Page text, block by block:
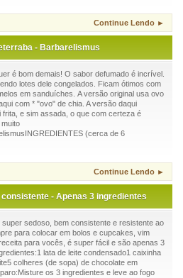
Continue Lendo ►
- Barbarelismus
é bom demais! O sabor defumado é incrível.
lotes dele congelados. Ficam ótimos com
em sanduíches. A versão original usa ovo
com * "ovo" de chia. A versão daqui
frita, e sim assada, o que com certeza é
(cerca de 6
Continue Lendo ►
- Apenas 3 ingredientes
super sedoso, bem consistente e resistente ao
para colocar em bolos e cupcakes, vim
para vocês, é super fácil e são apenas 3
lata de leite condensado1 caixinha
colheres (de sopa) de chocolate em
os 3 ingredientes e leve ao fogo